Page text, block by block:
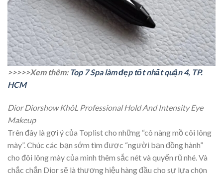
>>>>>Xem thêm: Top 7 Spa làm đẹp tốt nhất quận 4, TP.
HCM
Dior Diorshow KhôL Professional Hold And Intensity Eye
Makeup
Trên đây là gợi ý của Toplist cho những “cô nàng mồ côi lông
mày”. Chúc các bạn sớm tìm được “người bạn đồng hành”
cho đôi lông mày của mình thêm sắc nét và quyến rũ nhé. Và
chắc chắn Dior sẽ là thương hiệu hàng đầu cho sự lựa chọn